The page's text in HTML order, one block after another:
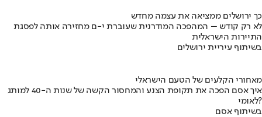
כך ירושלים ממציאה את עצמה מחדש
לא רק קודש – המהפכה המודרנית שעוברת י-ם מחזירה אותה לפסגת
התיירות הישראלית
בשיתוף עיריית ירושלים
מאחורי הקלעים של הטעם הישראלי
איך אסם הפכה את תקופת הצנע והמחסור הקשה של שנות ה-40 למותג
לאומי?
בשיתוף אסם